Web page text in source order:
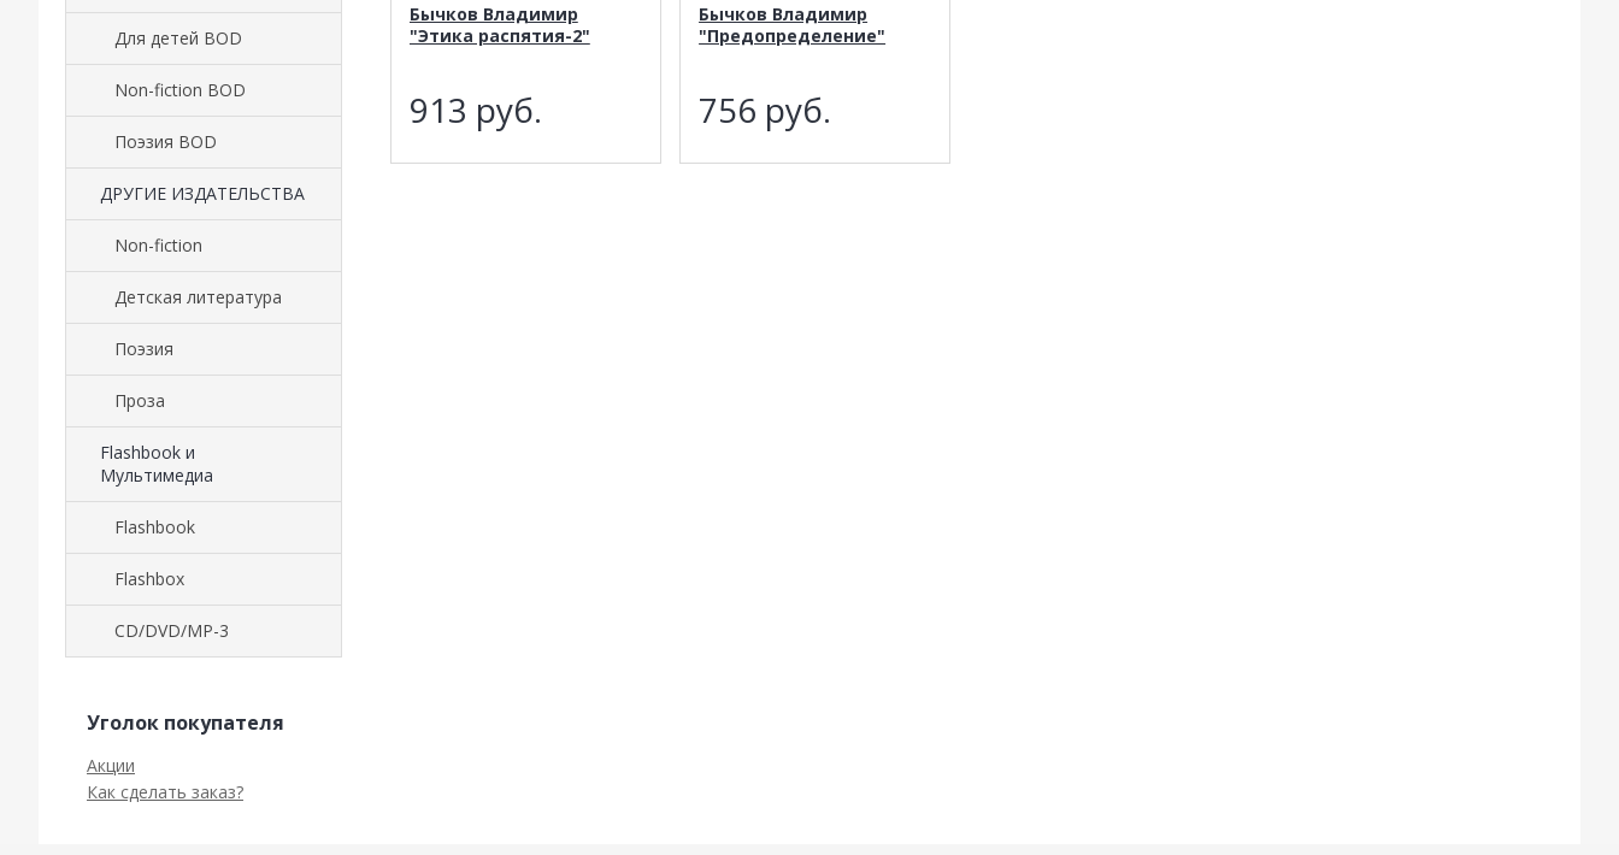
Для детей BOD
Non-fiction BOD
Поэзия BOD
ДРУГИЕ ИЗДАТЕЛЬСТВА
Non-fiction
Детская литература
Поэзия
Проза
Flashbook и
Мультимедиа
Flashbook
Flashbox
CD/DVD/MP-3
Уголок покупателя
Акции
Как сделать заказ?
Бычков Владимир
"Этика распятия-2"
913 руб.
Бычков Владимир
"Предопределение"
756 руб.